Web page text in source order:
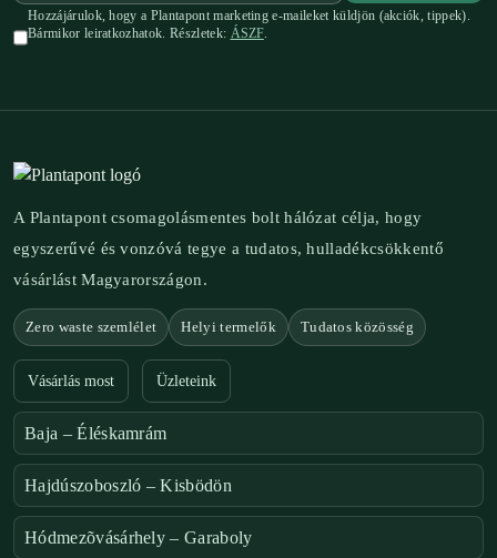
Hozzájárulok, hogy a Plantapont marketing e-maileket küldjön (akciók, tippek).
Bármikor leiratkozhatok. Részletek: ÁSZF.
A Plantapont csomagolásmentes bolt hálózat célja, hogy
egyszerűvé és vonzóvá tegye a tudatos, hulladékcsökkentő
vásárlást Magyarországon.
Zero waste szemlélet Helyi termelők Tudatos közösség
Vásárlás most Üzleteink
Baja – Éléskamrám
Hajdúszoboszló – Kisbödön
Hódmezõvásárhely – Garaboly